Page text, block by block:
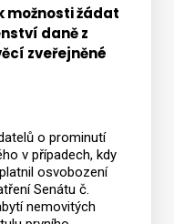
možnosti žádat
daně z
zveřejněné
o prominutí
v případech, kdy
osvobození
Senátu č.
nemovitých